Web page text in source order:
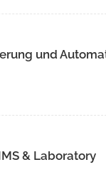
und
& Laboratory